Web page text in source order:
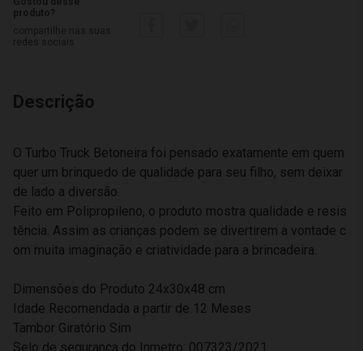
Descrição
O Turbo Truck Betoneira foi pensado exatamente em quem
quer um brinquedo de qualidade para seu filho, sem deixar
de lado a diversão.
Feito em Polipropileno, o produto mostra qualidade e resis
tência. Assim as crianças podem se divertirem a vontade c
om muita imaginação e criatividade para a brincadeira.
Dimensões do Produto 24x30x48 cm
Idade Recomendada a partir de 12 Meses
Tambor Giratório Sim
Selo de segurança do Inmetro: 007323/2021